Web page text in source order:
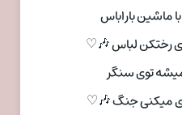
ماشین باراباس
رختکن لباس 🎶♡
توی سنگر
میکنی جنگ 🎶♡